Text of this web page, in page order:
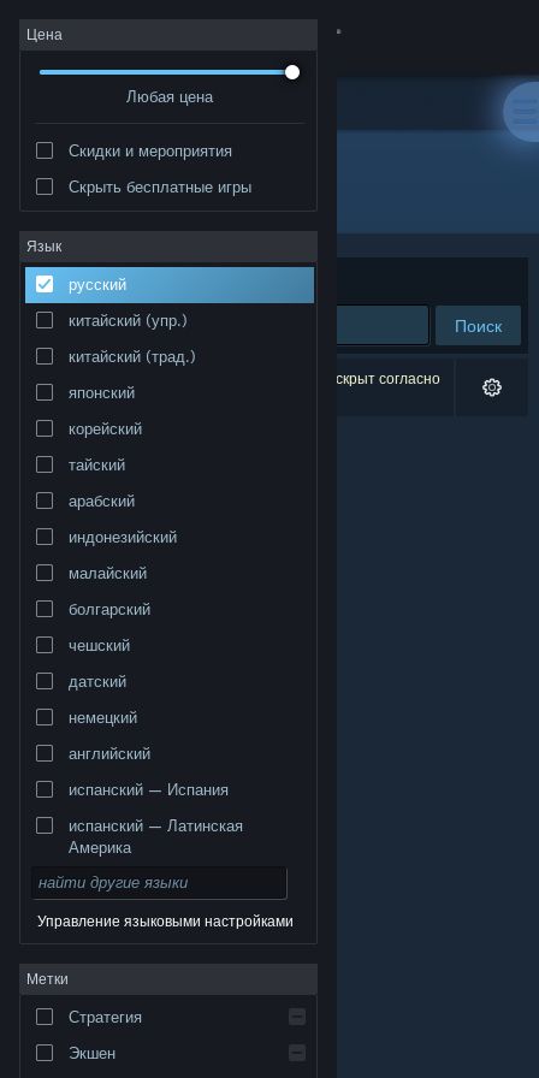
Войти
Сообщество
Информация
Поддержка
Изменить язык
Полная версия
© Valve Corporation. Все права сохранены. Все
торговые марки являются собственностью
Правовая информация
Соглашение подписчика Steam
Файлы cookie
Цена
Любая цена
Скидки и мероприятия
Скрыть бесплатные игры
Язык
русский
китайский (упр.)
китайский (трад.)
японский
корейский
тайский
арабский
индонезийский
малайский
болгарский
чешский
датский
немецкий
английский
испанский — Испания
испанский — Латинская
Америка
Управление языковыми настройками
Метки
Стратегия
Экшен
Разработчик: Oktay ŞAHİN
Сортировать по
Поиск
Результатов по вашему запросу: 0. 1 продукт скрыт согласно
вашим настройкам.